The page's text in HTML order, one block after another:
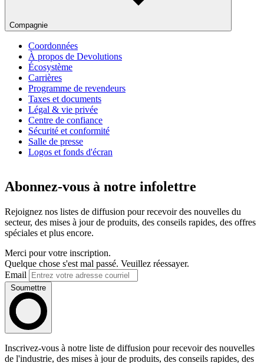
Compagnie
Coordonnées
À propos de Devolutions
Écosystème
Carrières
Programme de revendeurs
Taxes et documents
Légal & vie privée
Centre de confiance
Sécurité et conformité
Salle de presse
Logos et fonds d'écran
Abonnez-vous à notre infolettre
Rejoignez nos listes de diffusion pour recevoir des nouvelles du
secteur, des mises à jour de produits, des conseils rapides, des offres
spéciales et plus encore.
Merci pour votre inscription.
Quelque chose s'est mal passé. Veuillez réessayer.
Email
Soumettre
Inscrivez-vous à notre liste de diffusion pour recevoir des nouvelles
de l'industrie, des mises à jour de produits, des conseils rapides, des